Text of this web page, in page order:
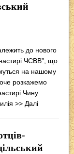
до нового
ЧСВВ”, що
на нашому
розкажемо
Чину
>> Далі